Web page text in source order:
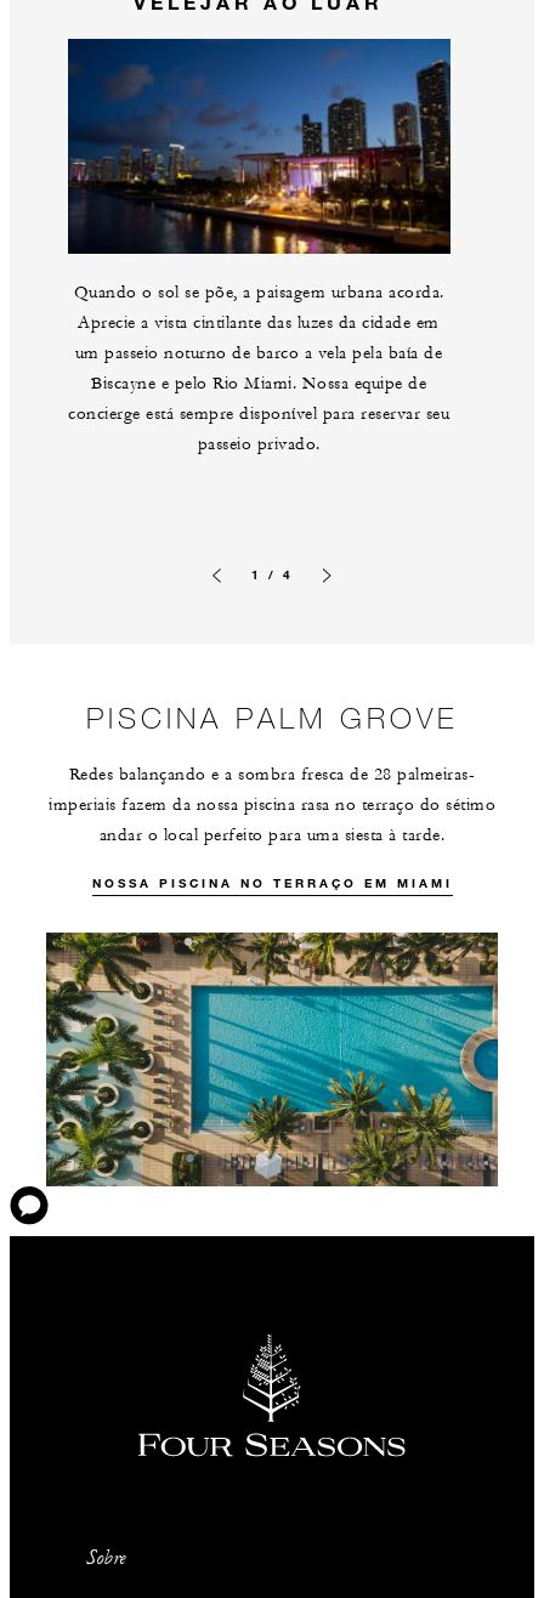
Quando o sol se põe, a paisagem urbana acorda.
Aprecie a vista cintilante das luzes da cidade em
um passeio noturno de barco a vela pela baía de
Biscayne e pelo Rio Miami. Nossa equipe de
concierge está sempre disponível para reservar seu
passeio privado.
1 / 4
PISCINA PALM GROVE
Redes balançando e a sombra fresca de 28 palmeiras-
imperiais fazem da nossa piscina rasa no terraço do sétimo
andar o local perfeito para uma siesta à tarde.
NOSSA PISCINA NO TERRAÇO EM MIAMI
Sobre